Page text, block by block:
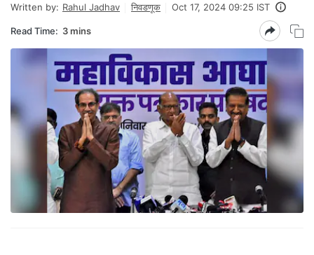
Written by: Rahul Jadhav निवडणूक Oct 17, 2024 09:25 IST
Read Time: 3 mins